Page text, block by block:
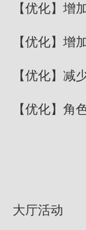
【优化】增
【优化】增
【优化】减
【优化】角
大厅活动